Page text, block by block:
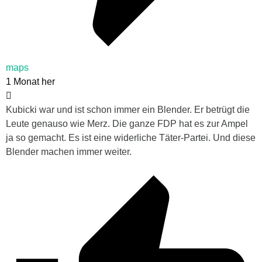
maps
1 Monat her
Kubicki war und ist schon immer ein Blender. Er betrügt die
Leute genauso wie Merz. Die ganze FDP hat es zur Ampel
ja so gemacht. Es ist eine widerliche Täter-Partei. Und diese
Blender machen immer weiter.